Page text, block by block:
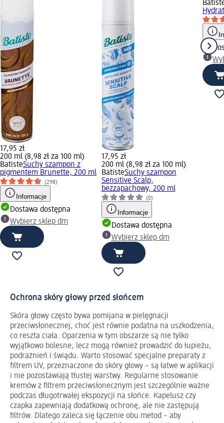
17,95 zł
200 ml (8,98 zł za 100 ml)
BatisteSuchy szampon z
pigmentem Brunette, 200 ml
(298)
Informacje
Dostawa dostępna
Wybierz sklep dm
17,95 zł
200 ml (8,98 zł za 100 ml)
BatisteSuchy szampon
Sensitive Scalp,
bezzapachowy, 200 ml
(0)
Informacje
Dostawa dostępna
Wybierz sklep dm
Ochrona skóry głowy przed słońcem
Skóra głowy często bywa pomijana w pielęgnacji
przeciwsłonecznej, choć jest równie podatna na uszkodzenia,
co reszta ciała. Oparzenia w tym obszarze są nie tylko
wyjątkowo bolesne, lecz mogą również prowadzić do łupieżu,
podrażnień i świądu. Warto stosować specjalne preparaty z
filtrem UV, przeznaczone do skóry głowy – są łatwe w aplikacji
i nie pozostawiają tłustej warstwy. Regularne stosowanie
kremów z filtrem przeciwsłonecznym jest szczególnie ważne
podczas długotrwałej ekspozycji na słońce. Kapelusz czy
czapka zapewniają dodatkową ochronę, ale nie zastępują
filtrów. Dlatego zaleca się łączenie obu metod – aby